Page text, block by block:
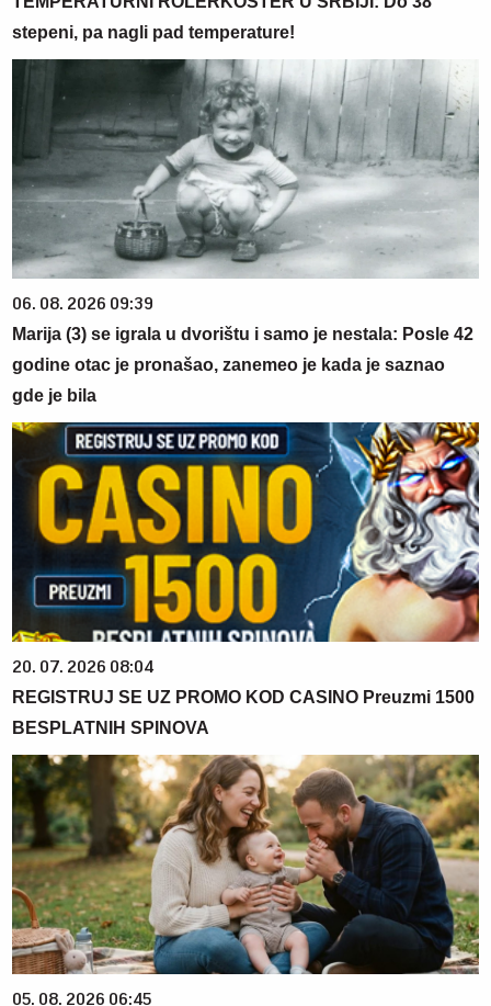
stepeni, pa nagli pad temperature!
06. 08. 2026 09:39
Marija (3) se igrala u dvorištu i samo je nestala: Posle 42
godine otac je pronašao, zanemeo je kada je saznao
gde je bila
20. 07. 2026 08:04
REGISTRUJ SE UZ PROMO KOD CASINO Preuzmi 1500
BESPLATNIH SPINOVA
05. 08. 2026 06:45